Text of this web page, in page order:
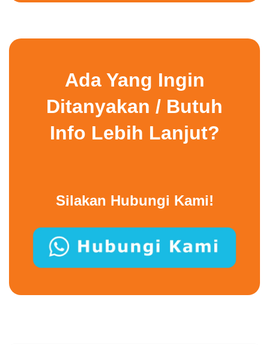
Ada Yang Ingin
Ditanyakan / Butuh
Info Lebih Lanjut?
Silakan Hubungi Kami!